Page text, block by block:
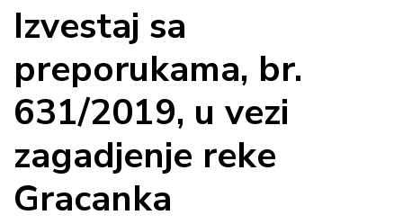
Izvestaj sa
preporukama, br.
631/2019, u vezi
zagadjenje reke
Gracanka